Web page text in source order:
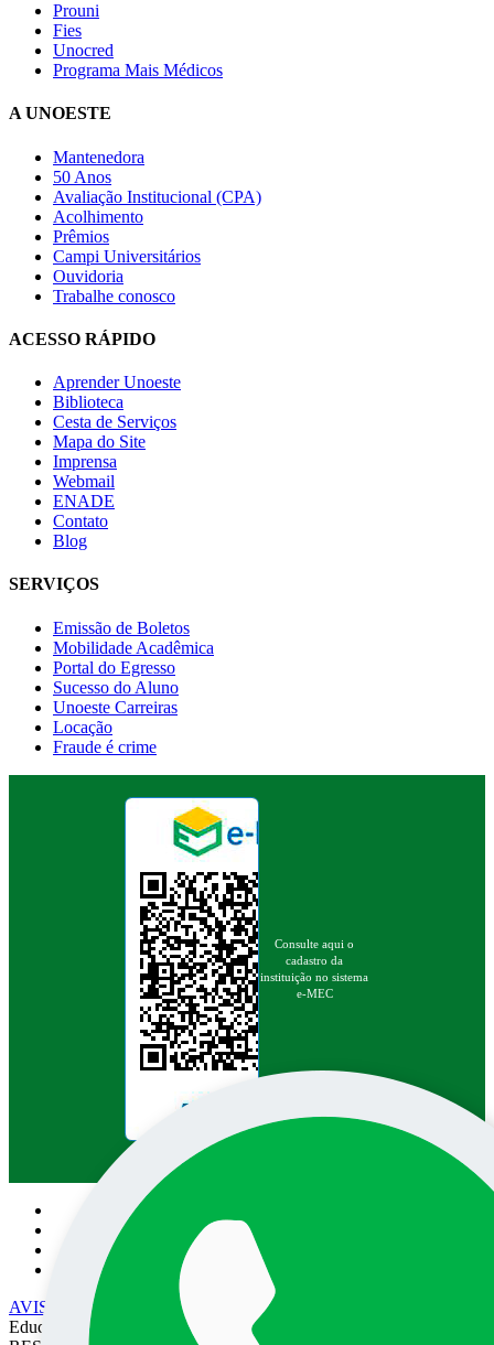
Prouni
Fies
Unocred
Programa Mais Médicos
A UNOESTE
Mantenedora
50 Anos
Avaliação Institucional (CPA)
Acolhimento
Prêmios
Campi Universitários
Ouvidoria
Trabalhe conosco
ACESSO RÁPIDO
Aprender Unoeste
Biblioteca
Cesta de Serviços
Mapa do Site
Imprensa
Webmail
ENADE
Contato
Blog
SERVIÇOS
Emissão de Boletos
Mobilidade Acadêmica
Portal do Egresso
Sucesso do Aluno
Unoeste Carreiras
Locação
Fraude é crime
Consulte aqui o
cadastro da
instituição no sistema
e-MEC
Pesquisa no site:
AVISO DE PRIVACIDADE
• EPEC - Empresa Prudentina de
Educação e Cultura SA/UNOESTE. TODOS OS DIREITOS